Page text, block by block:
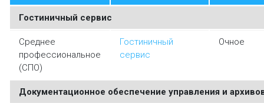
Гостиничный сервис
Среднее
профессиональное
(СПО)
Гостиничный
сервис
Очное
Документационное обеспечение управления и